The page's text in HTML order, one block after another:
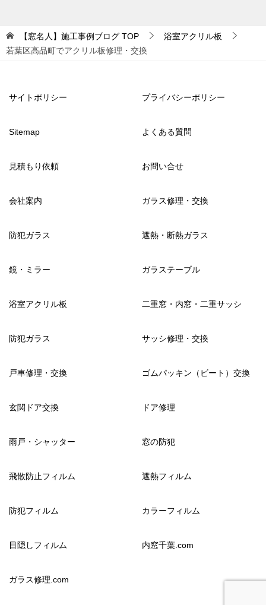
【窓名人】施工事例ブログ TOP
浴室アクリル板
若葉区高品町でアクリル板修理・交換
サイトポリシー プライバシーポリシー
Sitemap よくある質問
見積もり依頼 お問い合せ
会社案内 ガラス修理・交換
防犯ガラス 遮熱・断熱ガラス
鏡・ミラー ガラステーブル
浴室アクリル板 二重窓・内窓・二重サッシ
防犯ガラス サッシ修理・交換
戸車修理・交換 ゴムパッキン（ビート）交換
玄関ドア交換 ドア修理
雨戸・シャッター 窓の防犯
飛散防止フィルム 遮熱フィルム
防犯フィルム カラーフィルム
目隠しフィルム 内窓千葉.com
ガラス修理.com